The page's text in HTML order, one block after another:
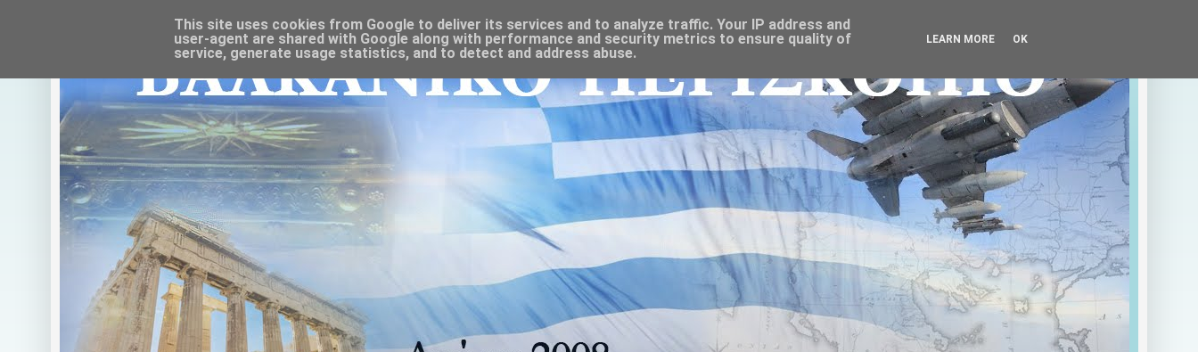
This site uses cookies from Google to deliver its services and to analyze traffic. Your IP address and
user-agent are shared with Google along with performance and security metrics to ensure quality of
service, generate usage statistics, and to detect and address abuse.
LEARN MORE OK